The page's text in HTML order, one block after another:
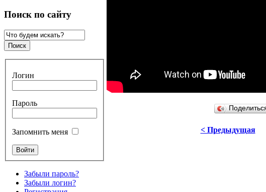
Поиск по сайту
Логин
Пароль
Запомнить меня
Забыли пароль?
Забыли логин?
< Предыдущая